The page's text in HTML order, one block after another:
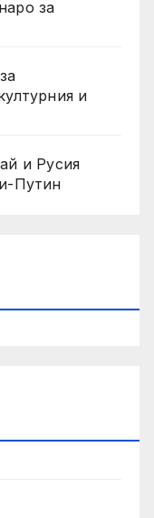
за
и
и Русия
Путин